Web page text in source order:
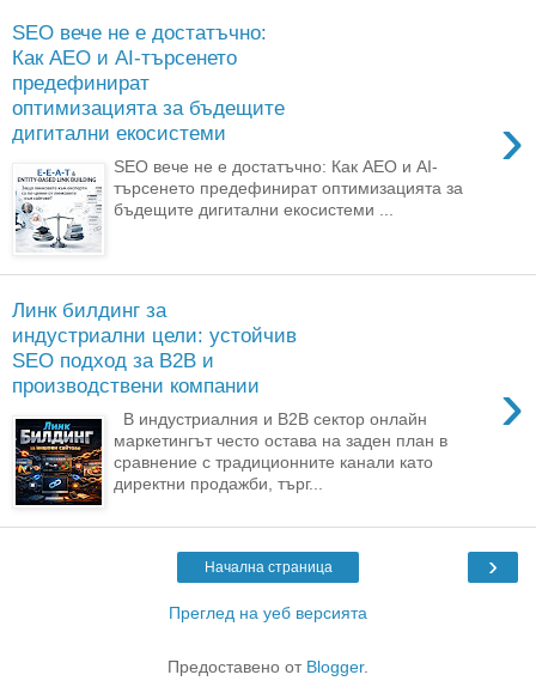
SEO вече не е достатъчно:
Как AEO и AI-търсенето
предефинират
оптимизацията за бъдещите
дигитални екосистеми
›
SEO вече не е достатъчно: Как AEO и AI-
търсенето предефинират оптимизацията за
бъдещите дигитални екосистеми ...
Линк билдинг за
индустриални цели: устойчив
SEO подход за B2B и
производствени компании
›
В индустриалния и B2B сектор онлайн
маркетингът често остава на заден план в
сравнение с традиционните канали като
директни продажби, търг...
›
Начална страница
Преглед на уеб версията
Предоставено от Blogger.